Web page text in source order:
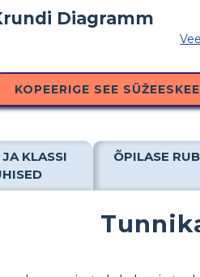
KOPEERIGE SEE
KLASSI
ÕPILASE